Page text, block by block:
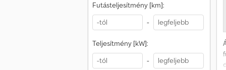
Futásteljesítmény [km]:
-
Teljesítmény [kW]:
-